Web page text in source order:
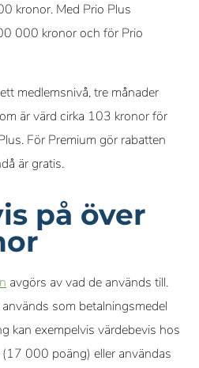
kronor. Med Prio Plus
000 kronor och för Prio
medlemsnivå, tre månader
är värd cirka 103 kronor för
För Premium gör rabatten
är gratis.
på över
avgörs av vad de används till.
som betalningsmedel
kan exempelvis värdebevis hos
000 poäng) eller användas